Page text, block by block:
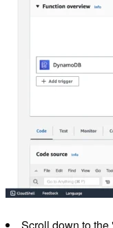
Scroll down to